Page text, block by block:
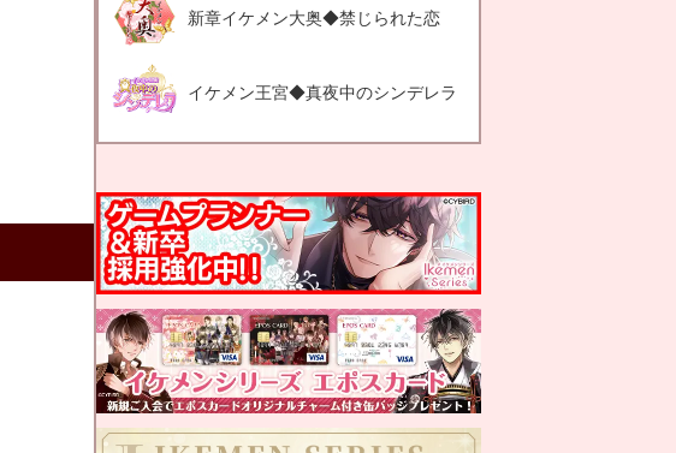
新章イケメン大奥◆禁じられた恋
イケメン王宮◆真夜中のシンデレラ